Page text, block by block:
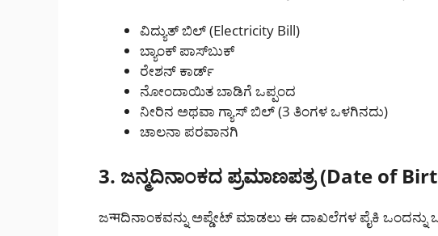
ವಿದ್ಯುತ್ ಬಿಲ್ (Electricity Bill)
ಬ್ಯಾಂಕ್ ಪಾಸ್‌ಬುಕ್
ರೇಶನ್ ಕಾರ್ಡ್
ನೋಂದಾಯಿತ ಬಾಡಿಗೆ ಒಪ್ಪಂದ
ನೀರಿನ ಅಥವಾ ಗ್ಯಾಸ್ ಬಿಲ್ (3 ತಿಂಗಳ ಒಳಗಿನದು)
ಚಾಲನಾ ಪರವಾನಗಿ
3. ಜನ್ಮದಿನಾಂಕದ ಪ್ರಮಾಣಪತ್ರ (Date of
ಜन्मದಿನಾಂಕವನ್ನು ಅಪ್ಡೇಟ್ ಮಾಡಲು ಈ ದಾಖಲೆಗಳ ಪೈಕಿ ಒಂದನ್ನು